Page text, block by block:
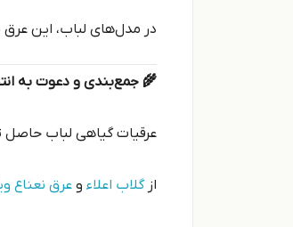
در مدل‌های لباب، این
🌾 جمع‌بندی و دعوت به
عرقیات گیاهی لباب
ازگلاب اعلاء و عرق نعناع